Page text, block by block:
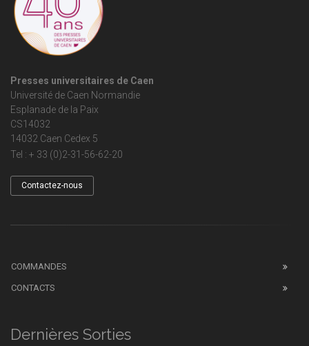
Presses universitaires de Caen
Université de Caen Normandie
Esplanade de la Paix
CS14032
14032 Caen Cedex 5
Tel : + 33 (0)2-31-56-62-20
Contactez-nous
COMMANDES
CONTACTS
Dernières Sorties